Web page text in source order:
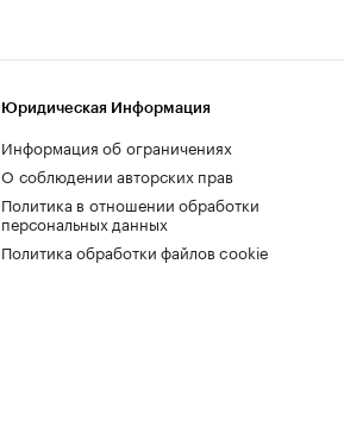
Юридическая Информация
Информация об ограничениях
О соблюдении авторских прав
Политика в отношении обработки
персональных данных
Политика обработки файлов cookie